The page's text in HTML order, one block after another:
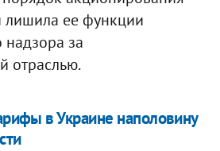
лишила ее функции
надзора за
отраслью.
в Украине наполовину